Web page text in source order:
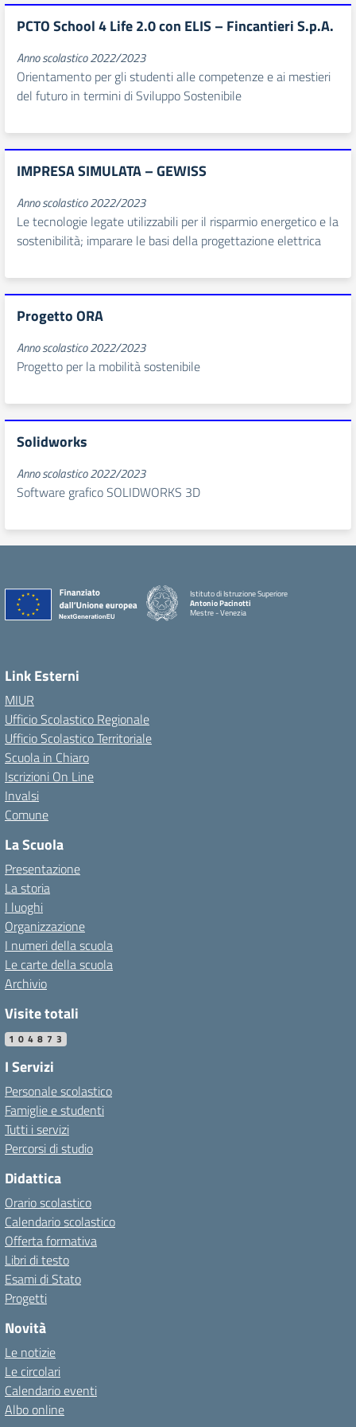
PCTO School 4 Life 2.0 con ELIS – Fincantieri S.p.A.
Anno scolastico 2022/2023
Orientamento per gli studenti alle competenze e ai mestieri
del futuro in termini di Sviluppo Sostenibile
IMPRESA SIMULATA – GEWISS
Anno scolastico 2022/2023
Le tecnologie legate utilizzabili per il risparmio energetico e la
sostenibilità; imparare le basi della progettazione elettrica
Progetto ORA
Anno scolastico 2022/2023
Progetto per la mobilità sostenibile
Solidworks
Anno scolastico 2022/2023
Software grafico SOLIDWORKS 3D
Istituto di Istruzione Superiore
Antonio Pacinotti
Mestre - Venezia
Link Esterni
MIUR
Ufficio Scolastico Regionale
Ufficio Scolastico Territoriale
Scuola in Chiaro
Iscrizioni On Line
Invalsi
Comune
La Scuola
Presentazione
La storia
I luoghi
Organizzazione
I numeri della scuola
Le carte della scuola
Archivio
Visite totali
104873
I Servizi
Personale scolastico
Famiglie e studenti
Tutti i servizi
Percorsi di studio
Didattica
Orario scolastico
Calendario scolastico
Offerta formativa
Libri di testo
Esami di Stato
Progetti
Novità
Le notizie
Le circolari
Calendario eventi
Albo online